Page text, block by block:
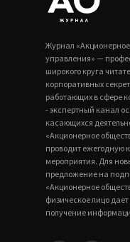
Журнал
управления» —
широкого круга
корпоративных
работающих в сфере
- экспертный канал
касающихся
«Акционерное
проводит ежегодную
мероприятия. Для
предложение на
«Акционерное
физическое лицо
получение